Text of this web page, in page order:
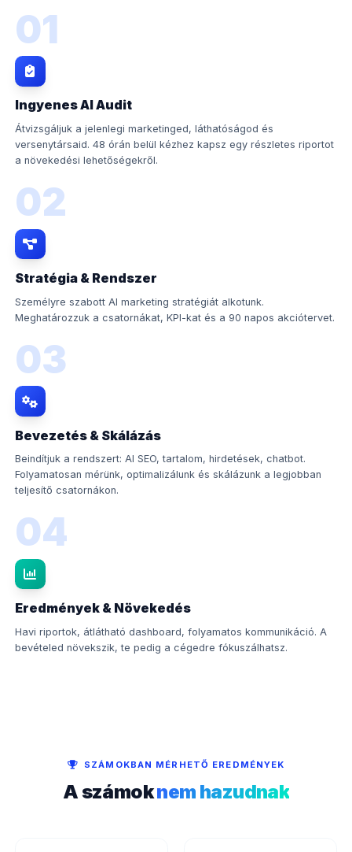
01
Ingyenes AI Audit
Átvizsgáljuk a jelenlegi marketinged, láthatóságod és
versenytársaid. 48 órán belül kézhez kapsz egy részletes riportot
a növekedési lehetőségekről.
02
Stratégia & Rendszer
Személyre szabott AI marketing stratégiát alkotunk.
Meghatározzuk a csatornákat, KPI-kat és a 90 napos akciótervet.
03
Bevezetés & Skálázás
Beindítjuk a rendszert: AI SEO, tartalom, hirdetések, chatbot.
Folyamatosan mérünk, optimalizálunk és skálázunk a legjobban
teljesítő csatornákon.
04
Eredmények & Növekedés
Havi riportok, átlátható dashboard, folyamatos kommunikáció. A
bevételed növekszik, te pedig a cégedre fókuszálhatsz.
SZÁMOKBAN MÉRHETŐ EREDMÉNYEK
A számoknem hazudnak